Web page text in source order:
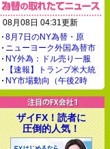
08月08日 04:31更新
8月7日のNY為替・原
ニューヨーク外国為替市
NY外為：ドル売り一服
【速報】トランプ米大統
NY市場動向（午後2時
ザイFX！読者に
圧倒的人気！